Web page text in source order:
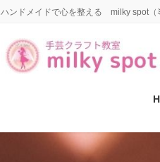
ハンドメイドで心を整える milky spot（ﾐ